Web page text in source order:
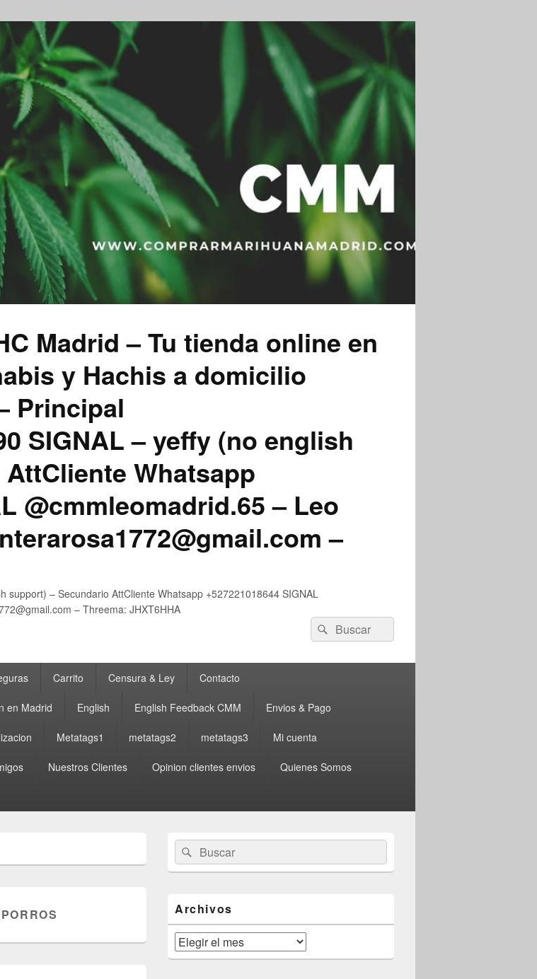
Madrid – Tu tienda online en
y Hachis a domicilio
Principal
SIGNAL – yeffy (no english
Whatsapp
@cmmleomadrid.65 – Leo
–
support) – Secundario AttCliente Whatsapp +527221018644 SIGNAL
– Threema: JHXT6HHA
Buscar
por:
Buscar
Carrito Censura & Ley Contacto
en Madrid English English Feedback CMM Envios & Pago
Metatags1 metatags2 metatags3 Mi cuenta
Nuestros Clientes Opinion clientes envios Quienes Somos
área
de
widget
lateral
primaria
Buscar
por:
Buscar
Archivos
Archivos